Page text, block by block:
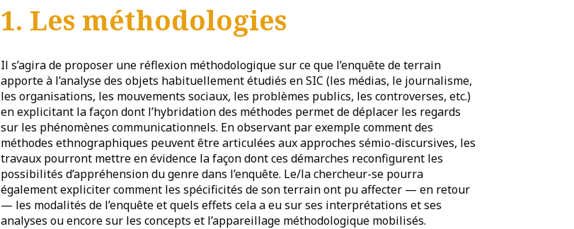
1. Les méthodologies
Il s’agira de proposer une réflexion méthodologique sur ce que l’enquête de terrain
apporte à l’analyse des objets habituellement étudiés en SIC (les médias, le journalisme,
les organisations, les mouvements sociaux, les problèmes publics, les controverses, etc.)
en explicitant la façon dont l’hybridation des méthodes permet de déplacer les regards
sur les phénomènes communicationnels. En observant par exemple comment des
méthodes ethnographiques peuvent être articulées aux approches sémio-discursives, les
travaux pourront mettre en évidence la façon dont ces démarches reconfigurent les
possibilités d’appréhension du genre dans l’enquête. Le/la chercheur-se pourra
également expliciter comment les spécificités de son terrain ont pu affecter — en retour
— les modalités de l’enquête et quels effets cela a eu sur ses interprétations et ses
analyses ou encore sur les concepts et l’appareillage méthodologique mobilisés.